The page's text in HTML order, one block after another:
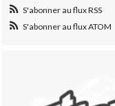
S'abonner au flux RSS
S'abonner au flux ATOM